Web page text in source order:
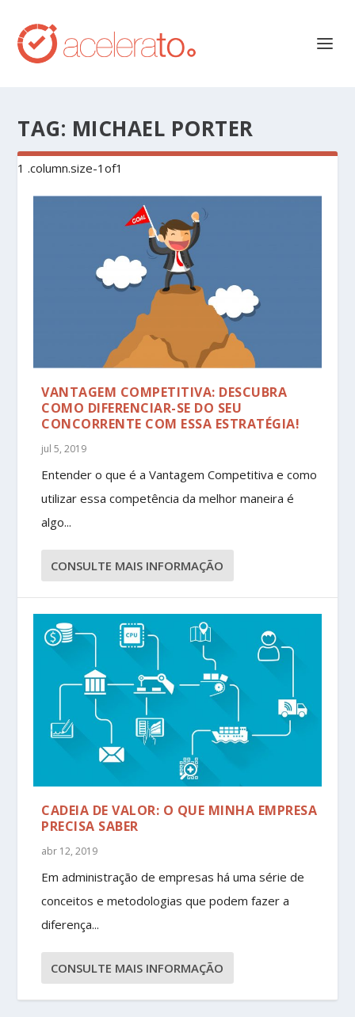
TAG: MICHAEL PORTER
VANTAGEM COMPETITIVA: DESCUBRA
COMO DIFERENCIAR-SE DO SEU
CONCORRENTE COM ESSA ESTRATÉGIA!
jul 5, 2019
Entender o que é a Vantagem Competitiva e como
utilizar essa competência da melhor maneira é
algo...
CONSULTE MAIS INFORMAÇÃO
CADEIA DE VALOR: O QUE MINHA EMPRESA
PRECISA SABER
abr 12, 2019
Em administração de empresas há uma série de
conceitos e metodologias que podem fazer a
diferença...
CONSULTE MAIS INFORMAÇÃO